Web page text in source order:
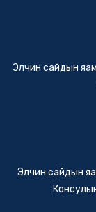
Элчин сайдын
Элчин сайдын